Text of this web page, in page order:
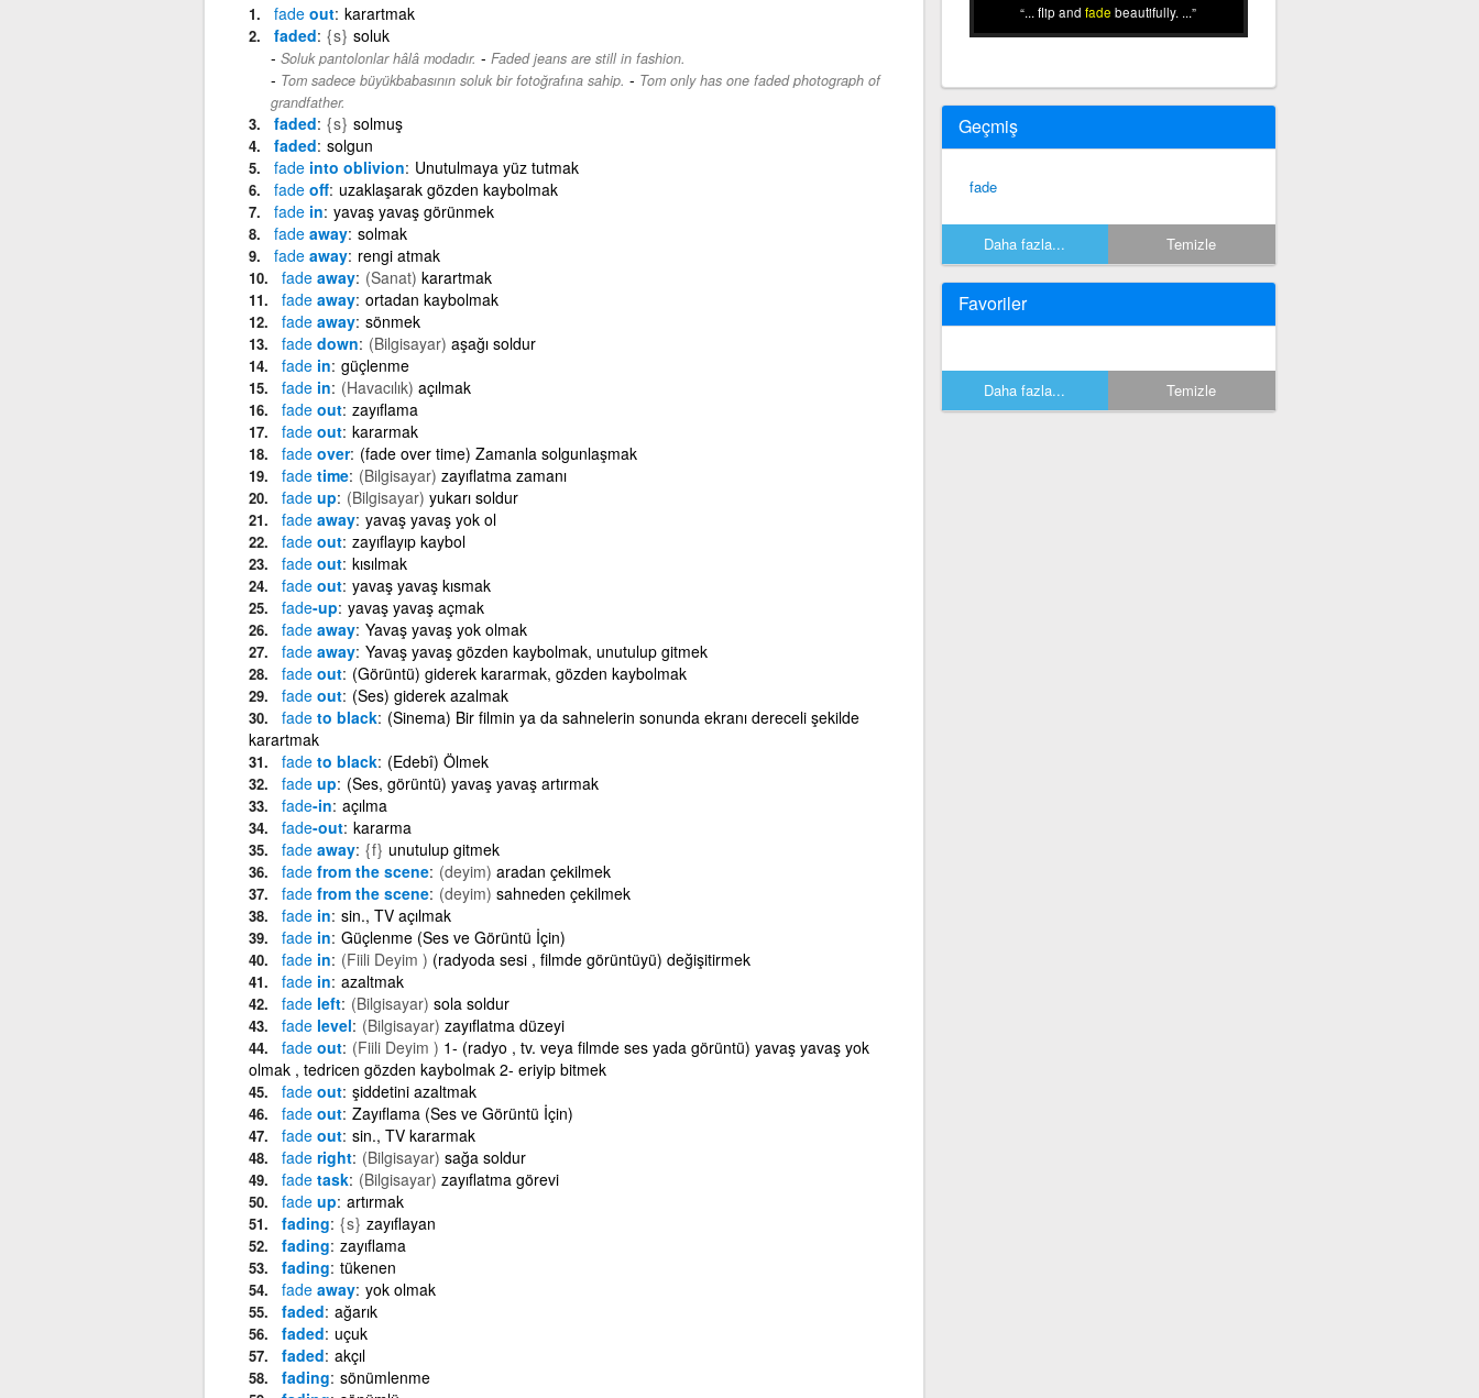
fadeout karartmak
faded {s} soluk
Soluk pantolonlar hâlâ modadır. - Faded jeans are still in fashion.
Tom sadece büyükbabasının soluk bir fotoğrafına sahip. - Tom only has one faded photograph of
grandfather.
faded {s} solmuş
faded solgun
fadeinto oblivion Unutulmaya yüz tutmak
fadeoff uzaklaşarak gözden kaybolmak
fadein yavaş yavaş görünmek
fadeaway solmak
fadeaway rengi atmak
fadeaway (Sanat) karartmak
fadeaway ortadan kaybolmak
fadeaway sönmek
fadedown (Bilgisayar) aşağı soldur
fadein güçlenme
fadein (Havacılık) açılmak
fadeout zayıflama
fadeout kararmak
fadeover (fade over time) Zamanla solgunlaşmak
fadetime (Bilgisayar) zayıflatma zamanı
fadeup (Bilgisayar) yukarı soldur
fadeaway yavaş yavaş yok ol
fadeout zayıflayıp kaybol
fadeout kısılmak
fadeout yavaş yavaş kısmak
fade-up yavaş yavaş açmak
fadeaway Yavaş yavaş yok olmak
fadeaway Yavaş yavaş gözden kaybolmak, unutulup gitmek
fadeout (Görüntü) giderek kararmak, gözden kaybolmak
fadeout (Ses) giderek azalmak
fadeto black (Sinema) Bir filmin ya da sahnelerin sonunda ekranı dereceli şekilde
karartmak
fadeto black (Edebî) Ölmek
fadeup (Ses, görüntü) yavaş yavaş artırmak
fade-in açılma
fade-out kararma
fadeaway {f} unutulup gitmek
fadefrom the scene (deyim) aradan çekilmek
fadefrom the scene (deyim) sahneden çekilmek
fadein sin., TV açılmak
fadein Güçlenme (Ses ve Görüntü İçin)
fadein (Fiili Deyim ) (radyoda sesi , filmde görüntüyü) değişitirmek
fadein azaltmak
fadeleft (Bilgisayar) sola soldur
fadelevel (Bilgisayar) zayıflatma düzeyi
fadeout (Fiili Deyim ) 1- (radyo , tv. veya filmde ses yada görüntü) yavaş yavaş yok
olmak , tedricen gözden kaybolmak 2- eriyip bitmek
fadeout şiddetini azaltmak
fadeout Zayıflama (Ses ve Görüntü İçin)
fadeout sin., TV kararmak
faderight (Bilgisayar) sağa soldur
fadetask (Bilgisayar) zayıflatma görevi
fadeup artırmak
fading {s} zayıflayan
fading zayıflama
fading tükenen
fadeaway yok olmak
faded ağarık
faded uçuk
faded akçıl
fading sönümlenme
... flip and fade beautifully. ...
Geçmiş
fade
Daha fazla... Temizle
Favoriler
Daha fazla... Temizle